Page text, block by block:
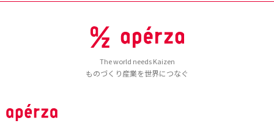
The world needs Kaizen
ものづくり産業を世界につなぐ